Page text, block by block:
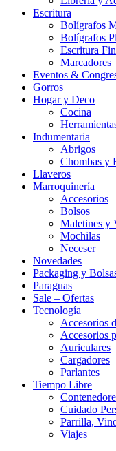
Escritura
Bolígrafos
Bolígrafos
Escritura
Marcadores
Eventos &
Gorros
Hogar y Deco
Cocina
Indumentaria
Abrigos
Chombas y
Llaveros
Marroquinería
Accesorios
Bolsos
Maletines y
Mochilas
Neceser
Novedades
Packaging y
Paraguas
Sale – Ofertas
Tecnología
Accesorios
Accesorios
Auriculares
Cargadores
Parlantes
Tiempo Libre
Cuidado
Parrilla,
Viajes